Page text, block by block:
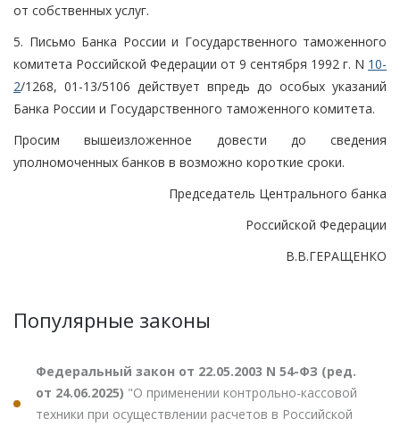
от собственных услуг.
5. Письмо Банка России и Государственного таможенного
комитета Российской Федерации от 9 сентября 1992 г. N 10-
2/1268, 01-13/5106 действует впредь до особых указаний
Банка России и Государственного таможенного комитета.
Просим вышеизложенное довести до сведения
уполномоченных банков в возможно короткие сроки.
Председатель Центрального банка
Российской Федерации
В.В.ГЕРАЩЕНКО
Популярные законы
Федеральный закон от 22.05.2003 N 54-ФЗ (ред.
от 24.06.2025) "О применении контрольно-кассовой
техники при осуществлении расчетов в Российской